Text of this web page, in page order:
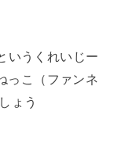
いうくれいじー
っこ（ファンネ
ょう